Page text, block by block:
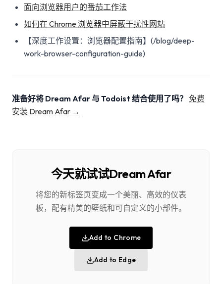
面向浏览器用户的番茄工作法
如何在 Chrome 浏览器中屏蔽干扰性网站
【深度工作设置：浏览器配置指南】(/blog/deep-
work-browser-configuration-guide)
准备好将 Dream Afar 与 Todoist 结合使用了吗？ 免费
安装 Dream Afar →
今天就试试Dream Afar
将您的新标签页变成一个美丽、高效的仪表
板，配有精美的壁纸和可自定义的小部件。
Add to Chrome
Add to Edge